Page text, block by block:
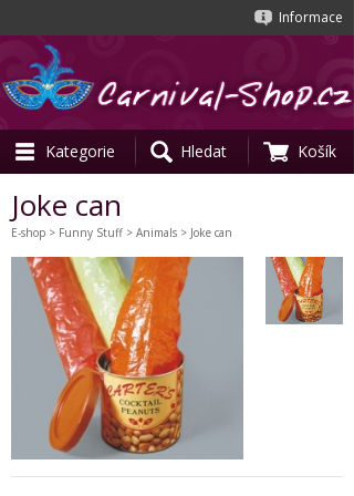
Informace
Kategorie Hledat Košík
Joke can
E-shop > Funny Stuff > Animals > Joke can